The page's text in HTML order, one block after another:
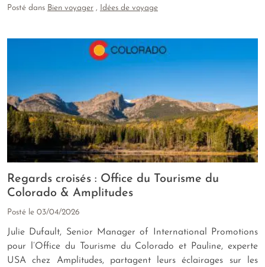
Posté dans Bien voyager , Idées de voyage
Regards croisés : Office du Tourisme du
Colorado & Amplitudes
Posté le 03/04/2026
Julie Dufault, Senior Manager of International Promotions
pour l’Office du Tourisme du Colorado et Pauline, experte
USA chez Amplitudes, partagent leurs éclairages sur les